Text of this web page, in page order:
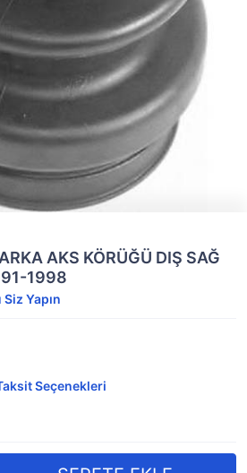
AKS KÖRÜĞÜ DIŞ SAĞ
1998
Yapın
Seçenekleri